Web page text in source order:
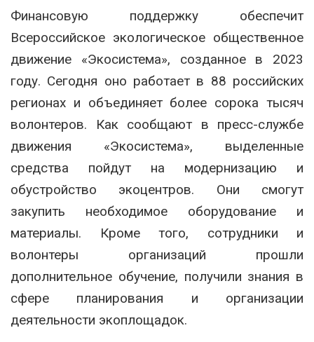
Финансовую поддержку обеспечит
Всероссийское экологическое общественное
движение «Экосистема», созданное в 2023
году. Сегодня оно работает в 88 российских
регионах и объединяет более сорока тысяч
волонтеров. Как сообщают в пресс-службе
движения «Экосистема», выделенные
средства пойдут на модернизацию и
обустройство экоцентров. Они смогут
закупить необходимое оборудование и
материалы. Кроме того, сотрудники и
волонтеры организаций прошли
дополнительное обучение, получили знания в
сфере планирования и организации
деятельности экоплощадок.